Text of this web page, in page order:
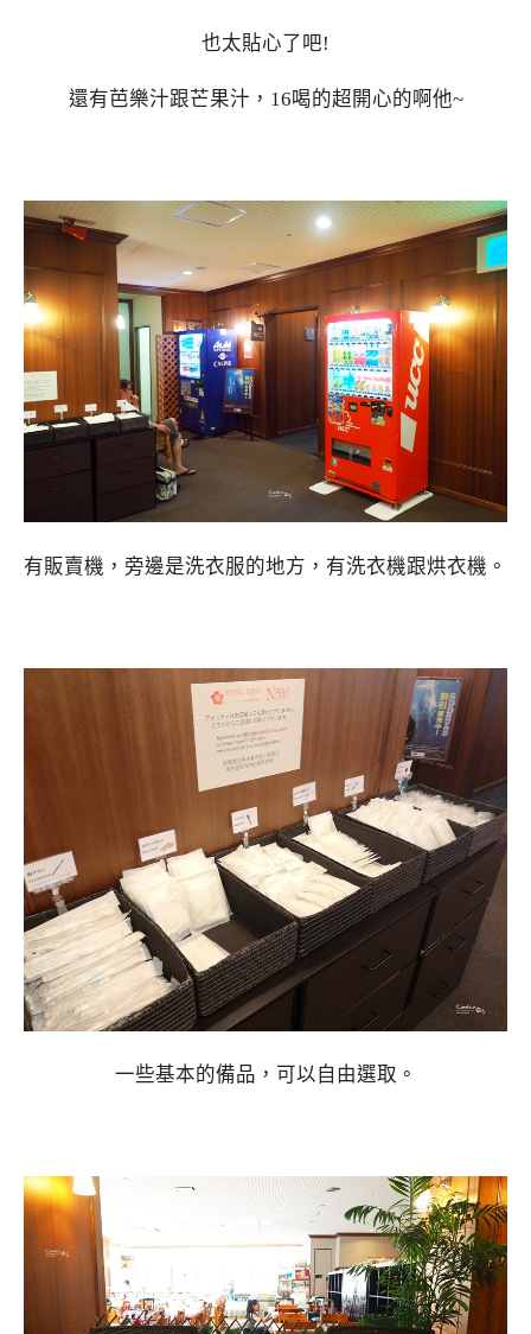
也太貼心了吧!
還有芭樂汁跟芒果汁，16喝的超開心的啊他~
有販賣機，旁邊是洗衣服的地方，有洗衣機跟烘衣機。
一些基本的備品，可以自由選取。